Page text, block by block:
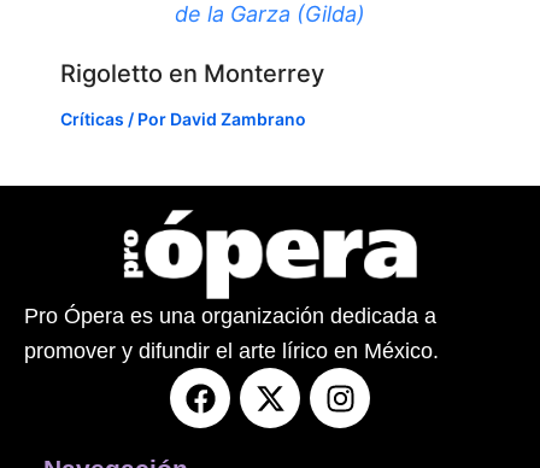
de la Garza (Gilda)
Rigoletto en Monterrey
Críticas / Por David Zambrano
Pro Ópera es una organización dedicada a
promover y difundir el arte lírico en México.
F
a
X
-
I
n